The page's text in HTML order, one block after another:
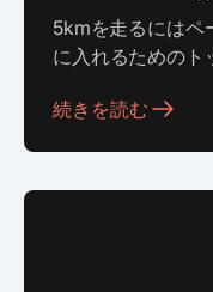
5kmを走るにはペ
に入れるためのト
続きを読む